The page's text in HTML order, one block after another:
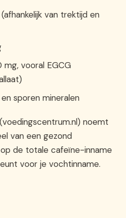
van trektijd en
vooral EGCG
sporen mineralen
noemt
van een gezond
de totale cafeïne-inname
voor je vochtinname.